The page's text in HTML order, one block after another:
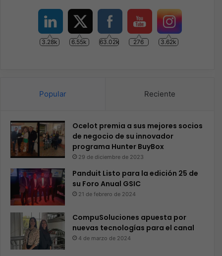
3.28k 6.55k 63.02k 276 3.62k
Popular Reciente
Ocelot premia a sus mejores socios
de negocio de su innovador
programa Hunter BuyBox
29 de diciembre de 2023
Panduit Listo para la edición 25 de
su Foro Anual GSIC
21 de febrero de 2024
CompuSoluciones apuesta por
nuevas tecnologías para el canal
4 de marzo de 2024